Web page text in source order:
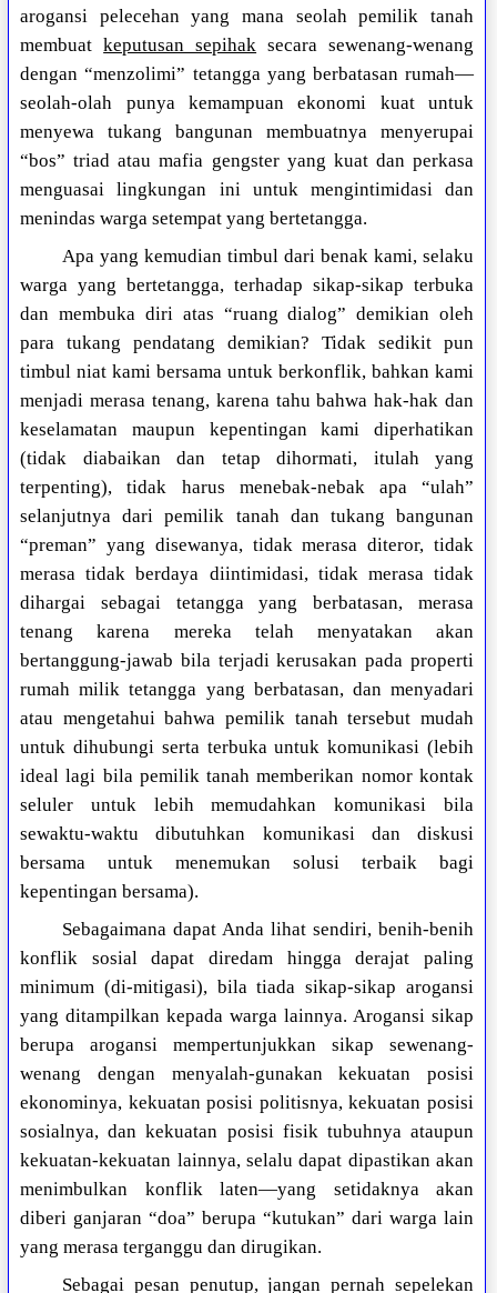
arogansi pelecehan yang mana seolah pemilik tanah
membuatkeputusan sepihak secara sewenang-wenang
dengan “menzolimi” tetangga yang berbatasan rumah—
seolah-olah punya kemampuan ekonomi kuat untuk
menyewa tukang bangunan membuatnya menyerupai
“bos” triad atau mafia gengster yang kuat dan perkasa
menguasai lingkungan ini untuk mengintimidasi dan
menindas warga setempat yang bertetangga.
Apa yang kemudian timbul dari benak kami, selaku
warga yang bertetangga, terhadap sikap-sikap terbuka
dan membuka diri atas “ruang dialog” demikian oleh
para tukang pendatang demikian? Tidak sedikit pun
timbul niat kami bersama untuk berkonflik, bahkan kami
menjadi merasa tenang, karena tahu bahwa hak-hak dan
keselamatan maupun kepentingan kami diperhatikan
(tidak diabaikan dan tetap dihormati, itulah yang
terpenting), tidak harus menebak-nebak apa “ulah”
selanjutnya dari pemilik tanah dan tukang bangunan
“preman” yang disewanya, tidak merasa diteror, tidak
merasa tidak berdaya diintimidasi, tidak merasa tidak
dihargai sebagai tetangga yang berbatasan, merasa
tenang karena mereka telah menyatakan akan
bertanggung-jawab bila terjadi kerusakan pada properti
rumah milik tetangga yang berbatasan, dan menyadari
atau mengetahui bahwa pemilik tanah tersebut mudah
untuk dihubungi serta terbuka untuk komunikasi (lebih
ideal lagi bila pemilik tanah memberikan nomor kontak
seluler untuk lebih memudahkan komunikasi bila
sewaktu-waktu dibutuhkan komunikasi dan diskusi
bersama untuk menemukan solusi terbaik bagi
kepentingan bersama).
Sebagaimana dapat Anda lihat sendiri, benih-benih
konflik sosial dapat diredam hingga derajat paling
minimum (di-mitigasi), bila tiada sikap-sikap arogansi
yang ditampilkan kepada warga lainnya. Arogansi sikap
berupa arogansi mempertunjukkan sikap sewenang-
wenang dengan menyalah-gunakan kekuatan posisi
ekonominya, kekuatan posisi politisnya, kekuatan posisi
sosialnya, dan kekuatan posisi fisik tubuhnya ataupun
kekuatan-kekuatan lainnya, selalu dapat dipastikan akan
menimbulkan konflik laten—yang setidaknya akan
diberi ganjaran “doa” berupa “kutukan” dari warga lain
yang merasa terganggu dan dirugikan.
Sebagai pesan penutup, jangan pernah sepelekan